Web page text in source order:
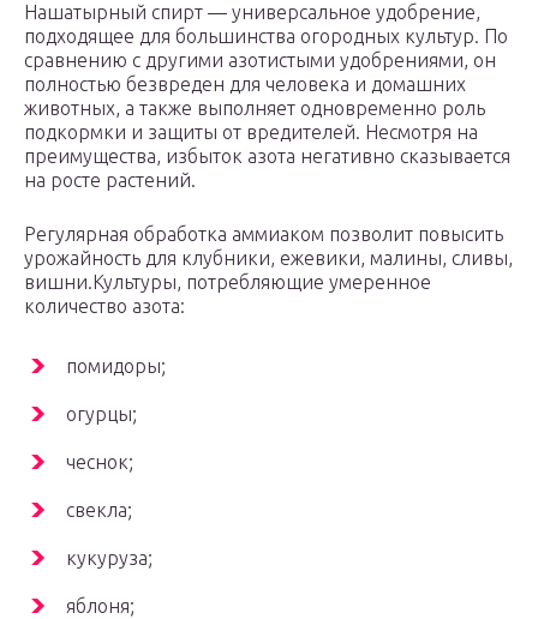
Нашатырный спирт — универсальное удобрение,
подходящее для большинства огородных культур. По
сравнению с другими азотистыми удобрениями, он
полностью безвреден для человека и домашних
животных, а также выполняет одновременно роль
подкормки и защиты от вредителей. Несмотря на
преимущества, избыток азота негативно сказывается
на росте растений.
Регулярная обработка аммиаком позволит повысить
урожайность для клубники, ежевики, малины, сливы,
вишни.Культуры, потребляющие умеренное
количество азота:
помидоры;
огурцы;
чеснок;
свекла;
кукуруза;
яблоня;